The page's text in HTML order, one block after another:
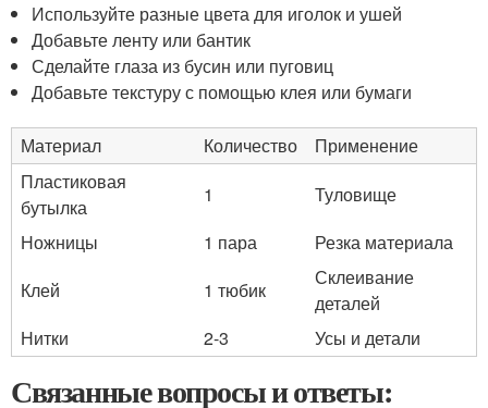
Используйте разные цвета для иголок и ушей
Добавьте ленту или бантик
Сделайте глаза из бусин или пуговиц
Добавьте текстуру с помощью клея или бумаги
Материал Количество
Применение
Пластиковая
бутылка
1
Туловище
Ножницы
1 пара
Резка материала
Клей
1 тюбик
Склеивание
деталей
Нитки
2-3 Усы и детали
Связанные вопросы и ответы: